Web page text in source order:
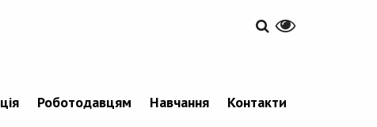
Роботодавцям Навчання Контакти